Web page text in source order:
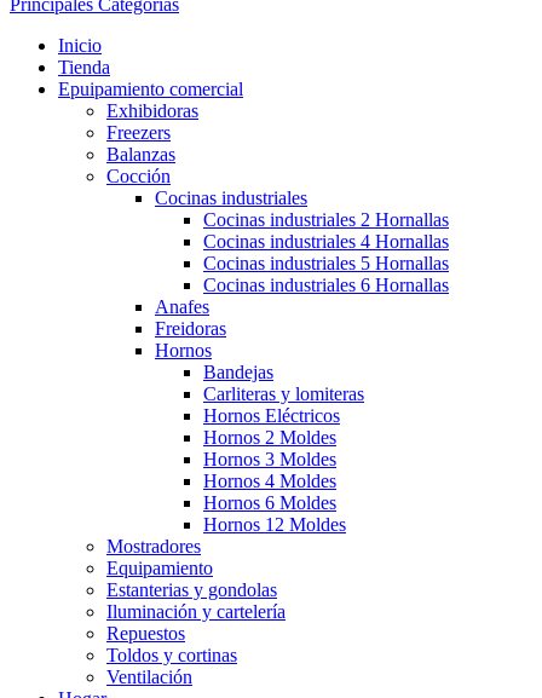
Principales Categorías
Inicio
Tienda
Epuipamiento comercial
Exhibidoras
Freezers
Balanzas
Cocción
Cocinas industriales
Cocinas industriales 2 Hornallas
Cocinas industriales 4 Hornallas
Cocinas industriales 5 Hornallas
Cocinas industriales 6 Hornallas
Anafes
Freidoras
Hornos
Bandejas
Carliteras y lomiteras
Hornos Eléctricos
Hornos 2 Moldes
Hornos 3 Moldes
Hornos 4 Moldes
Hornos 6 Moldes
Hornos 12 Moldes
Mostradores
Equipamiento
Estanterias y gondolas
Iluminación y cartelería
Repuestos
Toldos y cortinas
Ventilación